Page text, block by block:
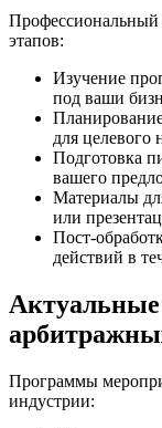
Профессиональный
этапов:
Изучение
под ваши
для целевого
Подготовка
вашего
Материалы
или
Пост-
действий в
Программы
индустрии: